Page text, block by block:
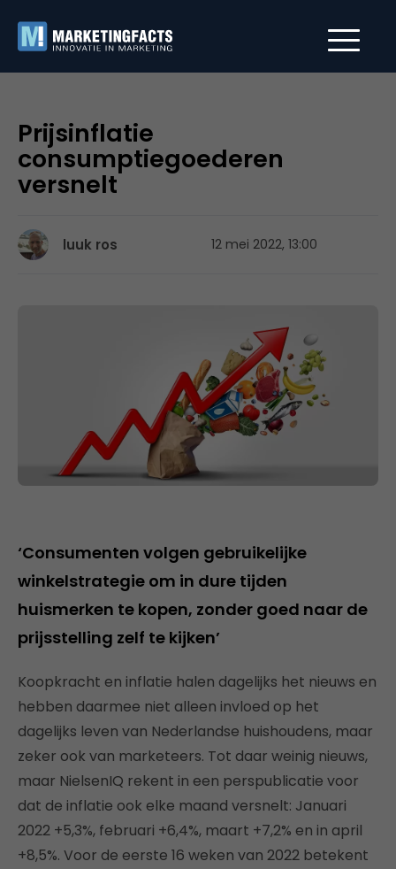
Prijsinflatie
consumptiegoederen
versnelt
luuk ros 12 mei 2022, 13:00
‘Consumenten volgen gebruikelijke
winkelstrategie om in dure tijden
huismerken te kopen, zonder goed naar de
prijsstelling zelf te kijken’
Koopkracht en inflatie halen dagelijks het nieuws en
hebben daarmee niet alleen invloed op het
dagelijks leven van Nederlandse huishoudens, maar
zeker ook van marketeers. Tot daar weinig nieuws,
maar NielsenIQ rekent in een perspublicatie voor
dat de inflatie ook elke maand versnelt: Januari
2022 +5,3%, februari +6,4%, maart +7,2% en in april
+8,5%. Voor de eerste 16 weken van 2022 betekent